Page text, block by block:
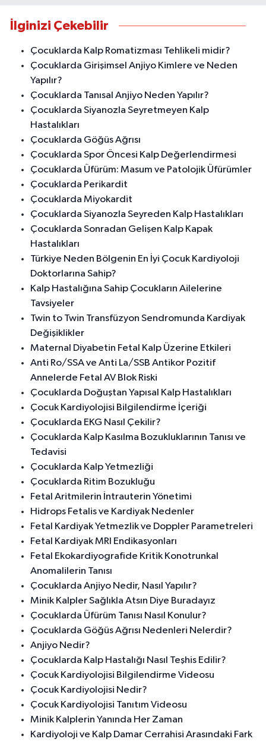
İlginizi Çekebilir
Çocuklarda Kalp Romatizması Tehlikeli midir?
Çocuklarda Girişimsel Anjiyo Kimlere ve Neden
Yapılır?
Çocuklarda Tanısal Anjiyo Neden Yapılır?
Çocuklarda Siyanozla Seyretmeyen Kalp
Hastalıkları
Çocuklarda Göğüs Ağrısı
Çocuklarda Spor Öncesi Kalp Değerlendirmesi
Çocuklarda Üfürüm: Masum ve Patolojik Üfürümler
Çocuklarda Perikardit
Çocuklarda Miyokardit
Çocuklarda Siyanozla Seyreden Kalp Hastalıkları
Çocuklarda Sonradan Gelişen Kalp Kapak
Hastalıkları
Türkiye Neden Bölgenin En İyi Çocuk Kardiyoloji
Doktorlarına Sahip?
Kalp Hastalığına Sahip Çocukların Ailelerine
Tavsiyeler
Twin to Twin Transfüzyon Sendromunda Kardiyak
Değişiklikler
Maternal Diyabetin Fetal Kalp Üzerine Etkileri
Anti Ro/SSA ve Anti La/SSB Antikor Pozitif
Annelerde Fetal AV Blok Riski
Çocuklarda Doğuştan Yapısal Kalp Hastalıkları
Çocuk Kardiyolojisi Bilgilendirme İçeriği
Çocuklarda EKG Nasıl Çekilir?
Çocuklarda Kalp Kasılma Bozukluklarının Tanısı ve
Tedavisi
Çocuklarda Kalp Yetmezliği
Çocuklarda Ritim Bozukluğu
Fetal Aritmilerin İntrauterin Yönetimi
Hidrops Fetalis ve Kardiyak Nedenler
Fetal Kardiyak Yetmezlik ve Doppler Parametreleri
Fetal Kardiyak MRI Endikasyonları
Fetal Ekokardiyografide Kritik Konotrunkal
Anomalilerin Tanısı
Çocuklarda Anjiyo Nedir, Nasıl Yapılır?
Minik Kalpler Sağlıkla Atsın Diye Buradayız
Çocuklarda Üfürüm Tanısı Nasıl Konulur?
Çocuklarda Göğüs Ağrısı Nedenleri Nelerdir?
Anjiyo Nedir?
Çocuklarda Kalp Hastalığı Nasıl Teşhis Edilir?
Çocuk Kardiyolojisi Bilgilendirme Videosu
Çocuk Kardiyolojisi Nedir?
Çocuk Kardiyolojisi Tanıtım Videosu
Minik Kalplerin Yanında Her Zaman
Kardiyoloji ve Kalp Damar Cerrahisi Arasındaki Fark